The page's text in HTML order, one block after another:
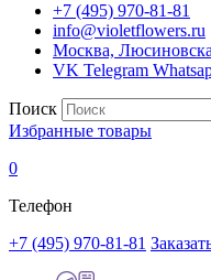
+7 (495) 970-81-81
info@violetflowers.ru
Москва,
VK Telegram
Поиск
Избранные товары
0
Телефон
+7 (495) 970-81-81